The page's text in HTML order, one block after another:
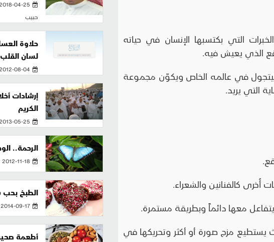
التي بكتسبها الإنسان في حياته
الذي يعيش فيه.
ليتجول في عالمه الخاص ويكوّن مجموعة
التي يريد.
كالفنانين والشعراء.
معها دائماً وبطريقة مستمرة.
يستطيع مزج صورة أو أكثر وتحريكها في
2018-04-25
حبيب
حلاوة
لسان
2012-08-04
إرشادات
الكريم
2013-05-25
الرحمة..
2012-11-18
الطبخ بحب
2014-09-17
أطعمة